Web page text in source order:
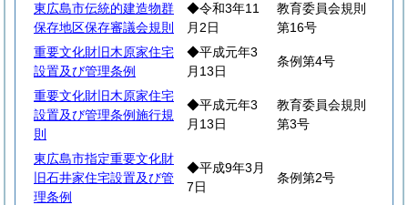
東広島市伝統的建造物群
保存地区保存審議会規則
◆令和3年11
月2日
教育委員会規則
第16号
重要文化財旧木原家住宅
設置及び管理条例
◆平成元年3
月13日
条例第4号
重要文化財旧木原家住宅
設置及び管理条例施行規
則
◆平成元年3
月13日
教育委員会規則
第3号
東広島市指定重要文化財
旧石井家住宅設置及び管
理条例
◆平成9年3月
7日
条例第2号